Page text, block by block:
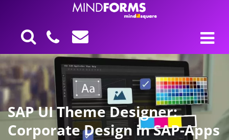
SAP UI Theme Designer:
Corporate Design in SAP-Apps